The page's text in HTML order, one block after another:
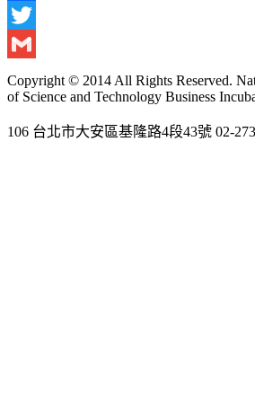
Facebook
Twitter
Gmail
Copyright © 2014 All Rights Reserved.
of Science and Technology Business
106 台北市大安區基隆路4段43號 02-